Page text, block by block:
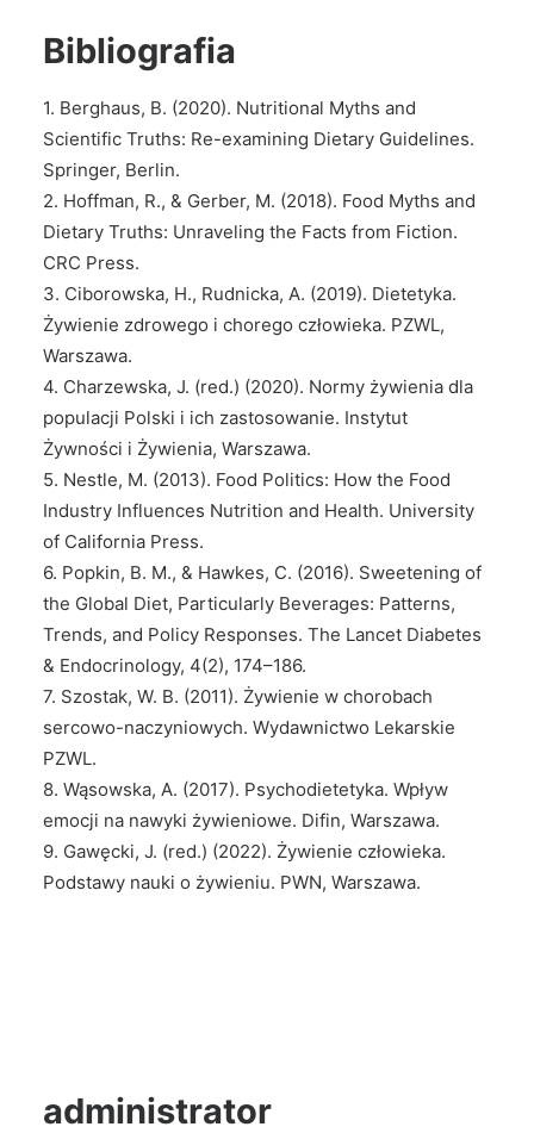
Bibliografia
1. Berghaus, B. (2020). Nutritional Myths and
Scientific Truths: Re-examining Dietary Guidelines.
Springer, Berlin.
2. Hoffman, R., & Gerber, M. (2018). Food Myths and
Dietary Truths: Unraveling the Facts from Fiction.
CRC Press.
3. Ciborowska, H., Rudnicka, A. (2019). Dietetyka.
Żywienie zdrowego i chorego człowieka. PZWL,
Warszawa.
4. Charzewska, J. (red.) (2020). Normy żywienia dla
populacji Polski i ich zastosowanie. Instytut
Żywności i Żywienia, Warszawa.
5. Nestle, M. (2013). Food Politics: How the Food
Industry Influences Nutrition and Health. University
of California Press.
6. Popkin, B. M., & Hawkes, C. (2016). Sweetening of
the Global Diet, Particularly Beverages: Patterns,
Trends, and Policy Responses. The Lancet Diabetes
& Endocrinology, 4(2), 174–186.
7. Szostak, W. B. (2011). Żywienie w chorobach
sercowo-naczyniowych. Wydawnictwo Lekarskie
PZWL.
8. Wąsowska, A. (2017). Psychodietetyka. Wpływ
emocji na nawyki żywieniowe. Difin, Warszawa.
9. Gawęcki, J. (red.) (2022). Żywienie człowieka.
Podstawy nauki o żywieniu. PWN, Warszawa.
administrator